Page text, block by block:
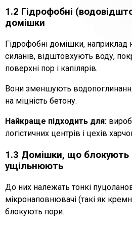
1.2 Гідрофобні
домішки
Гідрофобні домішки, наприклад
силанів, відштовхують воду,
поверхні пор і капілярів.
Вони зменшують
на міцність бетону.
Найкраще підходить для:
логістичних центрів і цехів
1.3 Домішки, що блокують
ущільнюють
До них належать тонкі
мікронаповнювачі (такі як
блокують пори.